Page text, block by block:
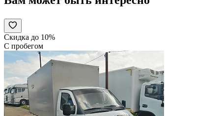
Скидка до 10%
С пробегом